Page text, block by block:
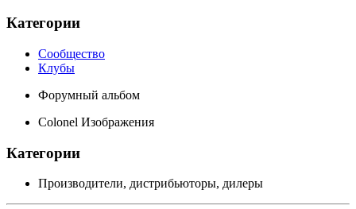
Категории
Сообщество
Клубы
Форумный альбом
Colonel Изображения
Категории
Производители, дистрибьюторы, дилеры